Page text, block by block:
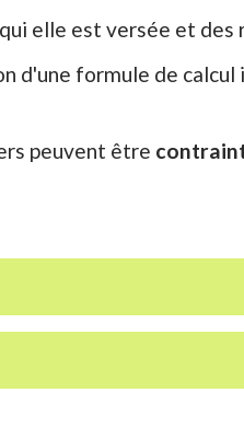
elle est versée et des
d'une formule de
peuvent être